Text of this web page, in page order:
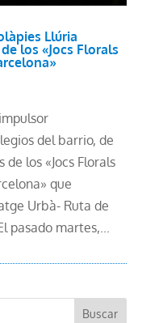
Llúria
los «Jocs Florals
del barrio, de
los «Jocs Florals
que
Urbà- Ruta de
pasado martes,...